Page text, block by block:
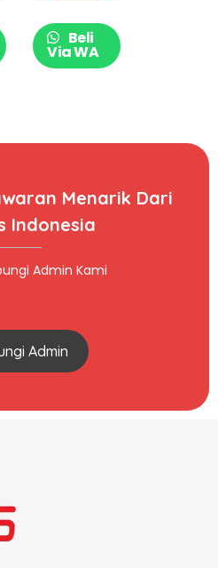
Beli
Via WA
Menarik Dari
Indonesia
Admin Kami
Admin